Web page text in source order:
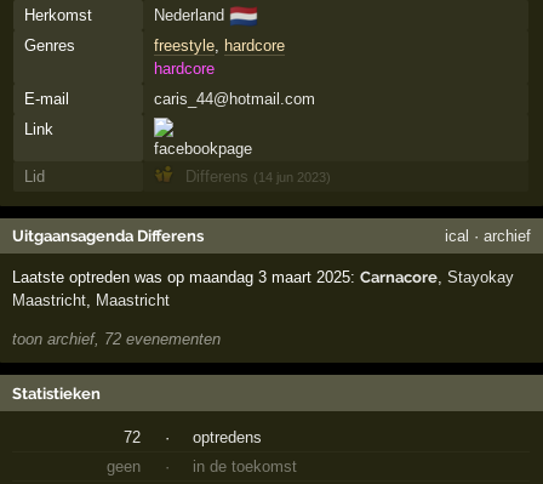
Herkomst
Nederland 🇳🇱
Genres freestyle, hardcore
hardcore
E-mail
caris_44@hotmail.com
Link
Lid Differens (14 jun 2023)
Uitgaansagenda Differens ical · archief
Laatste optreden was op maandag 3 maart 2025:Carnacore,Stayokay
Maastricht, Maastricht
toon archief, 72 evenementen
Statistieken
72 ·
optredens
geen
·
in de toekomst